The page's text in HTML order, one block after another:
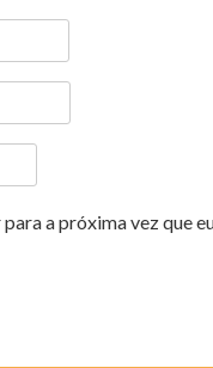
a próxima vez que